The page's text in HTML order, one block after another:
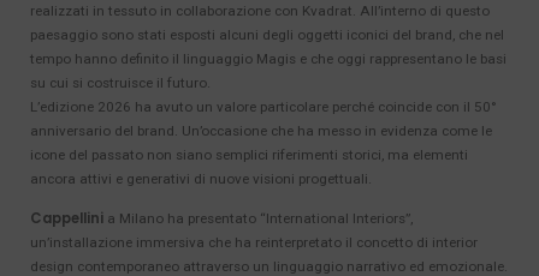
realizzati in tessuto in collaborazione con Kvadrat. All’interno di questo
paesaggio sono stati esposti alcuni degli oggetti iconici del brand, che nel
tempo hanno definito il linguaggio Magis e che oggi rappresentano le basi
su cui si costruisce il futuro.
L’edizione 2026 ha avuto un valore particolare perché coincide con il 50°
anniversario del brand. Un’occasione che ha messo in evidenza come le
icone del passato non siano semplici riferimenti storici, ma elementi
ancora attivi e generativi di nuove visioni progettuali.
Cappellini a Milano ha presentato “International Interiors”,
un’installazione immersiva che ha reinterpretato il concetto di interior
design contemporaneo attraverso un linguaggio narrativo ed emozionale.